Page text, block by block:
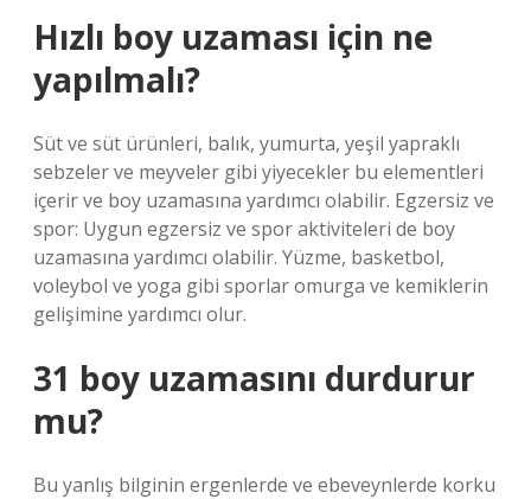
Hızlı boy uzaması için ne
yapılmalı?
Süt ve süt ürünleri, balık, yumurta, yeşil yapraklı
sebzeler ve meyveler gibi yiyecekler bu elementleri
içerir ve boy uzamasına yardımcı olabilir. Egzersiz ve
spor: Uygun egzersiz ve spor aktiviteleri de boy
uzamasına yardımcı olabilir. Yüzme, basketbol, ​​
voleybol ve yoga gibi sporlar omurga ve kemiklerin
gelişimine yardımcı olur.
31 boy uzamasını durdurur
mu?
Bu yanlış bilginin ergenlerde ve ebeveynlerde korku